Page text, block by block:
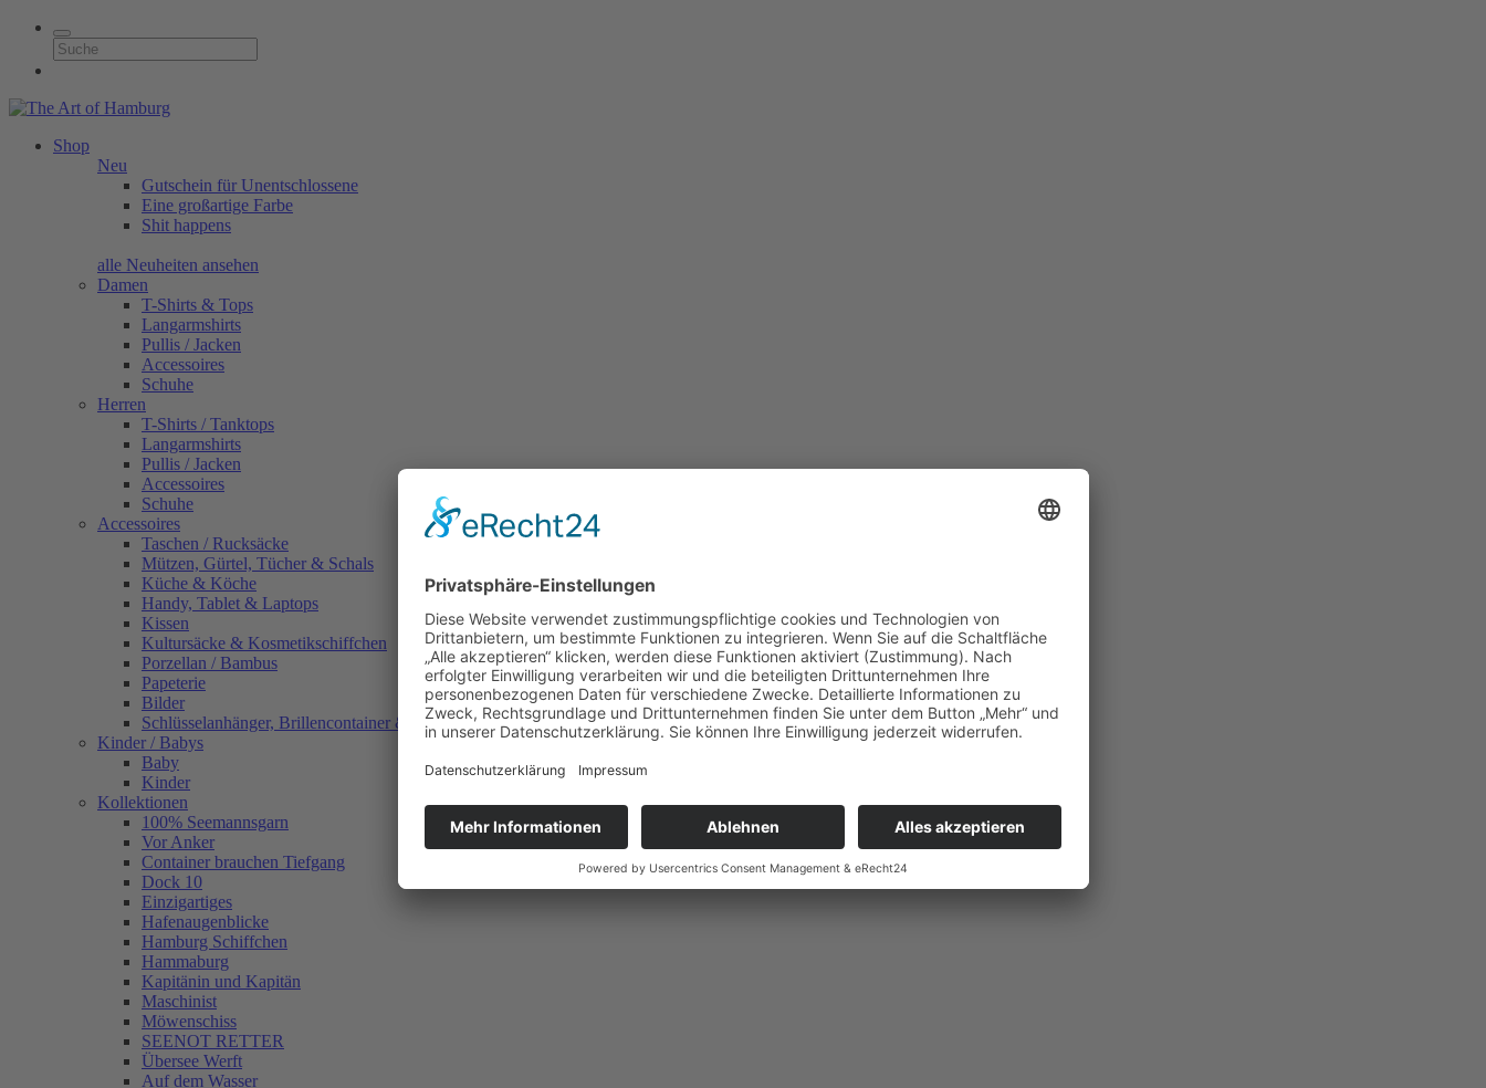
Shop
Neu
Gutschein für Unentschlossene
Eine großartige Farbe
Shit happens
alle Neuheiten ansehen
Damen
T-Shirts & Tops
Langarmshirts
Pullis / Jacken
Accessoires
Schuhe
Herren
T-Shirts / Tanktops
Langarmshirts
Pullis / Jacken
Accessoires
Schuhe
Accessoires
Taschen / Rucksäcke
Mützen, Gürtel, Tücher & Schals
Küche & Köche
Handy, Tablet & Laptops
Kissen
Kultursäcke & Kosmetikschiffchen
Porzellan / Bambus
Papeterie
Bilder
Schlüsselanhänger, Brillencontainer & mehr
Kinder / Babys
Baby
Kinder
Kollektionen
100% Seemannsgarn
Vor Anker
Container brauchen Tiefgang
Dock 10
Einzigartiges
Hafenaugen­blicke
Hamburg Schiffchen
Hammaburg
Kapitänin und Kapitän
Maschinist
Möwenschiss
SEENOT RETTER
Übersee Werft
Auf dem Wasser